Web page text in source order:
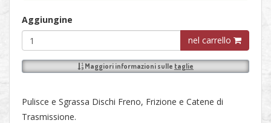
Aggiungine
nel carrello
Maggiori informazioni sulle taglie
Pulisce e Sgrassa Dischi Freno, Frizione e Catene di
Trasmissione.